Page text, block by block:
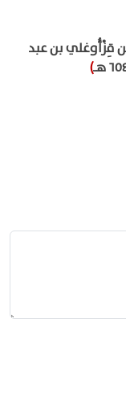
قِزْأُوغلي بن عبد
)